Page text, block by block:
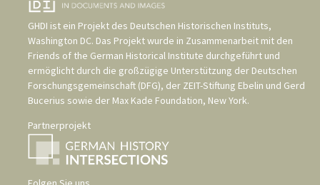
GHDI ist ein Projekt des Deutschen Historischen Instituts,
Washington DC. Das Projekt wurde in Zusammenarbeit mit den
Friends of the German Historical Institute durchgeführt und
ermöglicht durch die großzügige Unterstützung der Deutschen
Forschungsgemeinschaft (DFG), der ZEIT-Stiftung Ebelin und Gerd
Bucerius sowie der Max Kade Foundation, New York.
Partnerprojekt